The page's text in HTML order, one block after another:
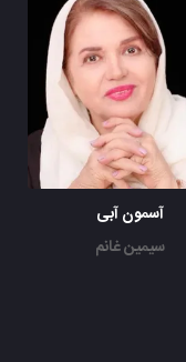
آسمون آبی
سیمین غانم